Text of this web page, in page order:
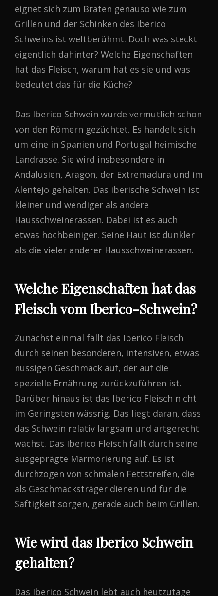
eignet sich zum Braten genauso wie zum
Grillen und der Schinken des Iberico
Schweins ist weltberühmt. Doch was steckt
eigentlich dahinter? Welche Eigenschaften
hat das Fleisch, warum hat es sie und was
bedeutet das für die Küche?
Das Iberico Schwein wurde vermutlich schon
von den Römern gezüchtet. Es handelt sich
um eine in Spanien und Portugal heimische
Landrasse. Sie wird insbesondere in
Andalusien, Aragon, der Extremadura und im
Alentejo gehalten. Das iberische Schwein ist
kleiner und wendiger als andere
Hausschweinerassen. Dabei ist es auch
etwas hochbeiniger. Seine Haut ist dunkler
als die vieler anderer Hausschweinerassen.
Welche Eigenschaften hat das
Fleisch vom Iberico-Schwein?
Zunächst einmal fällt das Iberico Fleisch
durch seinen besonderen, intensiven, etwas
nussigen Geschmack auf, der auf die
spezielle Ernährung zurückzuführen ist.
Darüber hinaus ist das Iberico Fleisch nicht
im Geringsten wässrig. Das liegt daran, dass
das Schwein relativ langsam und artgerecht
wächst. Das Iberico Fleisch fällt durch seine
ausgeprägte Marmorierung auf. Es ist
durchzogen von schmalen Fettstreifen, die
als Geschmacksträger dienen und für die
Saftigkeit sorgen, gerade auch beim Grillen.
Wie wird das Iberico Schwein
gehalten?
Das Iberico Schwein lebt auch heutzutage